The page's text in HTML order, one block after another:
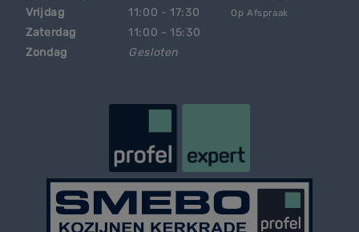
Vrijdag 11:00 - 17:30 Op Afspraak
Zaterdag
11:00 - 15:30
Zondag
Gesloten